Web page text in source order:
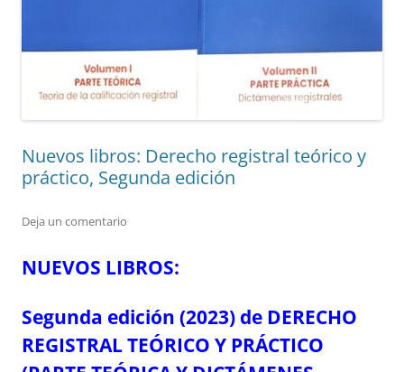
Nuevos libros: Derecho registral teórico y
práctico, Segunda edición
Deja un comentario
NUEVOS LIBROS:
Segunda edición (2023) de DERECHO
REGISTRAL TEÓRICO Y PRÁCTICO